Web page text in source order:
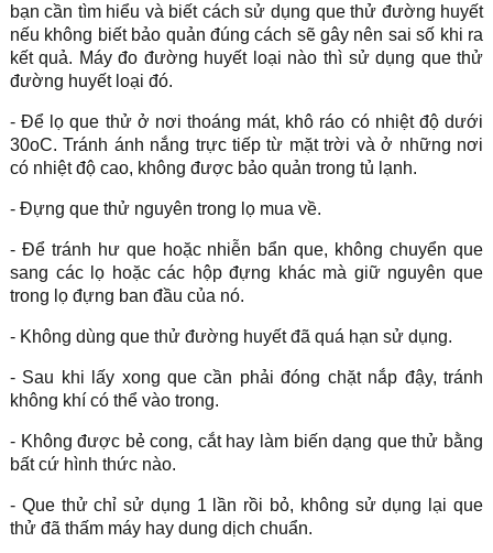
bạn cần tìm hiểu và biết cách sử dụng que thử đường huyết
nếu không biết bảo quản đúng cách sẽ gây nên sai số khi ra
kết quả. Máy đo đường huyết loại nào thì sử dụng que thử
đường huyết loại đó.
- Để lọ que thử ở nơi thoáng mát, khô ráo có nhiệt độ dưới
30oC. Tránh ánh nắng trực tiếp từ mặt trời và ở những nơi
có nhiệt độ cao, không được bảo quản trong tủ lạnh.
- Đựng que thử nguyên trong lọ mua về.
- Để tránh hư que hoặc nhiễn bẩn que, không chuyển que
sang các lọ hoặc các hộp đựng khác mà giữ nguyên que
trong lọ đựng ban đầu của nó.
- Không dùng que thử đường huyết đã quá hạn sử dụng.
- Sau khi lấy xong que cần phải đóng chặt nắp đậy, tránh
không khí có thể vào trong.
- Không được bẻ cong, cắt hay làm biến dạng que thử bằng
bất cứ hình thức nào.
- Que thử chỉ sử dụng 1 lần rồi bỏ, không sử dụng lại que
thử đã thấm máy hay dung dịch chuẩn.